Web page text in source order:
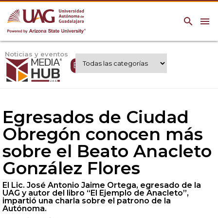
menu
search
Noticias y eventos
Expertos UAG
Egresados de Ciudad
Obregón conocen más
sobre el Beato Anacleto
González Flores
El Lic. José Antonio Jaime Ortega, egresado de la
UAG y autor del libro “El Ejemplo de Anacleto”,
impartió una charla sobre el patrono de la
Autónoma.